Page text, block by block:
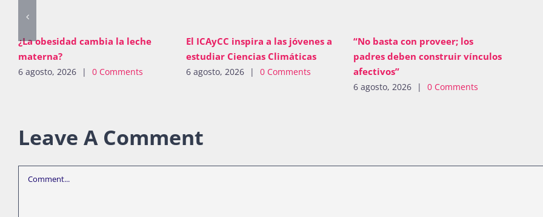
¿La obesidad cambia la leche
materna?
6 agosto, 2026 | 0 Comments
El ICAyCC inspira a las jóvenes a
estudiar Ciencias Climáticas
6 agosto, 2026 | 0 Comments
“No basta con proveer; los
padres deben construir vínculos
afectivos”
6 agosto, 2026 | 0 Comments
Leave A Comment
Comment